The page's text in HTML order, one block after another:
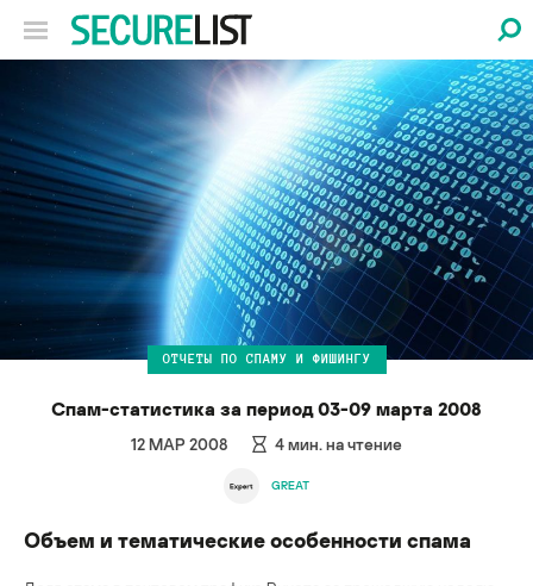
ОТЧЕТЫ ПО СПАМУ И ФИШИНГУ
Спам-статистика за период 03-09 марта 2008
12 МАР 2008 4мин. на чтение
GREAT
Объем и тематические особенности спама